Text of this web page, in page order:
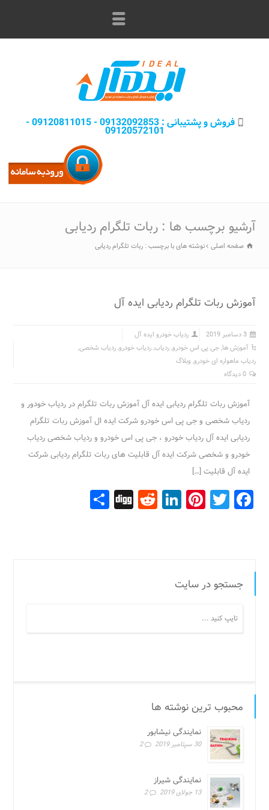
فروش و پشتيبانی : 09132092853 - 09120811015 -
09120572101
آرشیو برچسب ها : ربات تلگرام ردیابی
صفحه اصلی نوشته های با برچسب : ربات تلگرام ردیابی
آموزش ربات تلگرام ردیابی ایده آل
3 دسامبر 2019
ردیاب خودرو ایده آل
آموزش ها,جی پی اس خودرو,ردیاب,ردیاب خودرو,ردیاب شخصی,
ردیاب ماهواره ای خودرو, وبلاگ
0 دیدگاه
آموزش ربات تلگرام ردیابی ایده آل آموزش ربات تلگرام در ردیاب خودور و
ردیاب شخصی و جی پی اس خودرو شرکت ایده ال آموزش ربات تلگرام
ردیابی ایده آل ردیاب خودرو ، جی پی اس خودرو و ردیاب شخصی ردیاب
خودرو و شخصی شرکت ایده آل قابلیت های ربات تلگرام ردیابی شرکت
ایده آل قابليت […]
Facebook
Twitter
Pinterest
LinkedIn
Reddit
Digg
جستجو در سایت
محبوب ترین نوشته ها
نمایندگی نیشابور
30 سپتامبر 2019 2
نمایندگی شیراز
13 جولای 2019 2